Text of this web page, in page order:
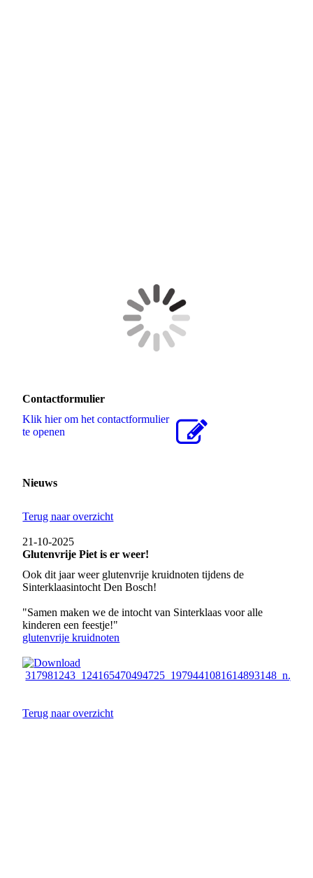
Contactformulier
Klik hier om het contactformulier
te openen
Nieuws
Terug naar overzicht
21-10-2025
Glutenvrije Piet is er weer!
Ook dit jaar weer glutenvrije kruidnoten tijdens de
Sinterklaasintocht Den Bosch!
"Samen maken we de intocht van Sinterklaas voor alle
kinderen een feestje!"
glutenvrije kruidnoten
317981243_124165470494725_1979441081614893148_n.jpg
Terug naar overzicht